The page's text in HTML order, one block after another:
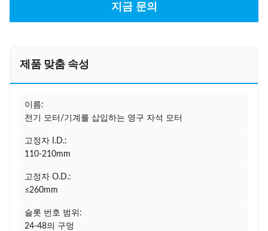
지금 문의
제품 맞춤 속성
이름:
전기 모터/기계를 삽입하는 영구 자석 모터
고정자 I.D.:
110-210mm
고정자 O.D.:
≤260mm
슬롯 번호 범위:
24-48의 구멍